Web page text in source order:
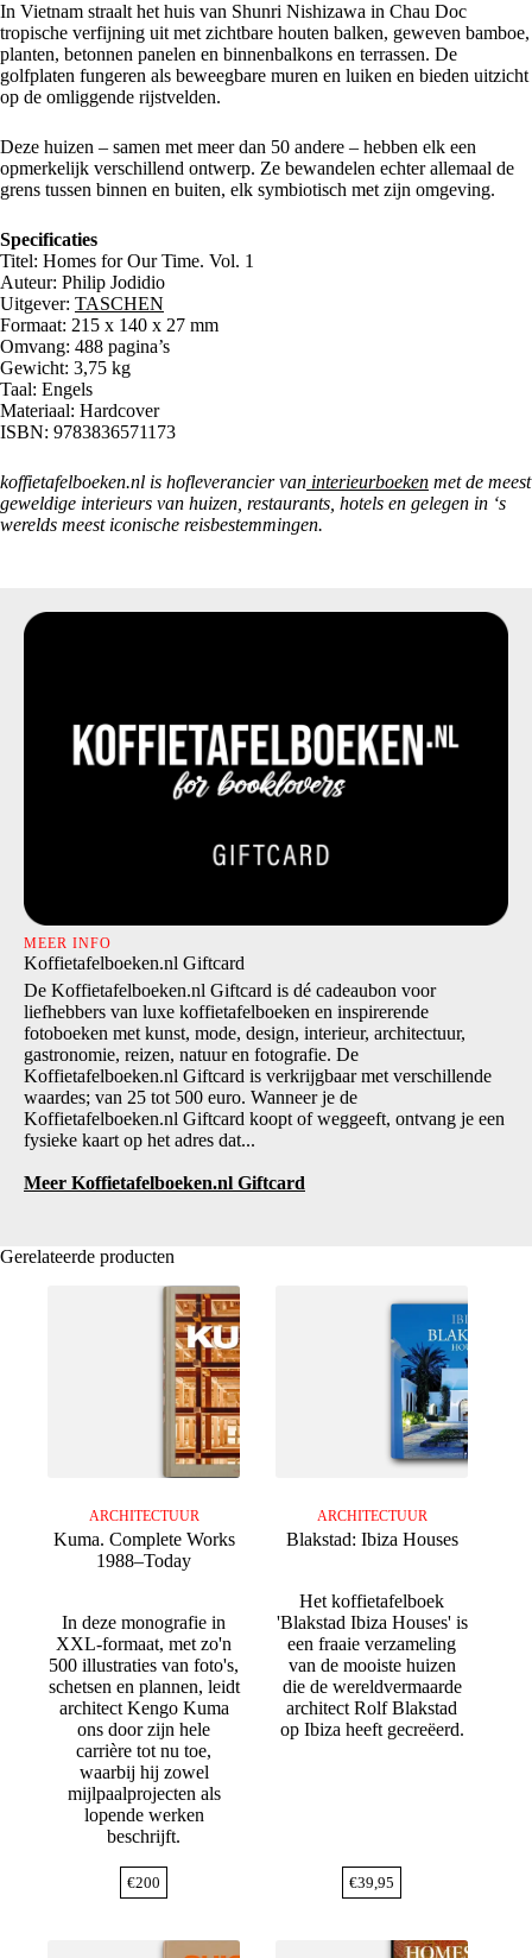
In Vietnam straalt het huis van Shunri Nishizawa in Chau Doc
tropische verfijning uit met zichtbare houten balken, geweven bamboe,
planten, betonnen panelen en binnenbalkons en terrassen. De
golfplaten fungeren als beweegbare muren en luiken en bieden uitzicht
op de omliggende rijstvelden.
Deze huizen – samen met meer dan 50 andere – hebben elk een
opmerkelijk verschillend ontwerp. Ze bewandelen echter allemaal de
grens tussen binnen en buiten, elk symbiotisch met zijn omgeving.
Specificaties
Titel: Homes for Our Time. Vol. 1
Auteur: Philip Jodidio
Uitgever: TASCHEN
Formaat: 215 x 140 x 27 mm
Omvang: 488 pagina’s
Gewicht: 3,75 kg
Taal: Engels
Materiaal: Hardcover
ISBN: 9783836571173
koffietafelboeken.nl is hofleverancier van interieurboeken met de meest
geweldige interieurs van huizen, restaurants, hotels en gelegen in ‘s
werelds meest iconische reisbestemmingen.
MEER INFO
Koffietafelboeken.nl Giftcard
De Koffietafelboeken.nl Giftcard is dé cadeaubon voor
liefhebbers van luxe koffietafelboeken en inspirerende
fotoboeken met kunst, mode, design, interieur, architectuur,
gastronomie, reizen, natuur en fotografie. De
Koffietafelboeken.nl Giftcard is verkrijgbaar met verschillende
waardes; van 25 tot 500 euro. Wanneer je de
Koffietafelboeken.nl Giftcard koopt of weggeeft, ontvang je een
fysieke kaart op het adres dat...
Meer Koffietafelboeken.nl Giftcard
Gerelateerde producten
ARCHITECTUUR
Kuma. Complete Works
1988–Today
In deze monografie in
XXL-formaat, met zo'n
500 illustraties van foto's,
schetsen en plannen, leidt
architect Kengo Kuma
ons door zijn hele
carrière tot nu toe,
waarbij hij zowel
mijlpaalprojecten als
lopende werken
beschrijft.
€200
ARCHITECTUUR
Blakstad: Ibiza Houses
Het koffietafelboek
'Blakstad Ibiza Houses' is
een fraaie verzameling
van de mooiste huizen
die de wereldvermaarde
architect Rolf Blakstad
op Ibiza heeft gecreëerd.
€39,95